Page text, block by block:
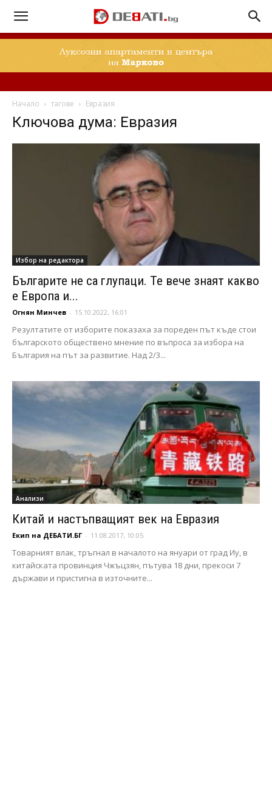
Начало тагове Евразия
Ключова дума: Евразия
Избор на редактора
Българите не са глупаци. Те вече знаят какво
е Европа и...
Огнян Минчев - 15.10.2022, 16:01
Резултатите от изборите показаха за пореден път къде стои
българското обществено мнение по въпроса за избора на
България на път за развитие. Над 2/3...
Анализи
Китай и настъпващият век на Евразия
Екип на ДЕБАТИ.БГ - 11.08.2017, 10:05
Товарният влак, тръгнал в началото на януари от град Иу, в
китайската провинция Чжъцзян, пътува 18 дни, прекоси 7
държави и пристигна в източните...